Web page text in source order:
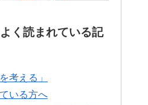
よく読まれている記
考える」
いる方へ